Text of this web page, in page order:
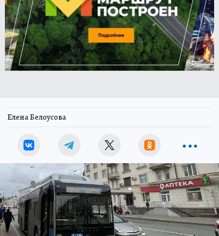
Елена Белоусова